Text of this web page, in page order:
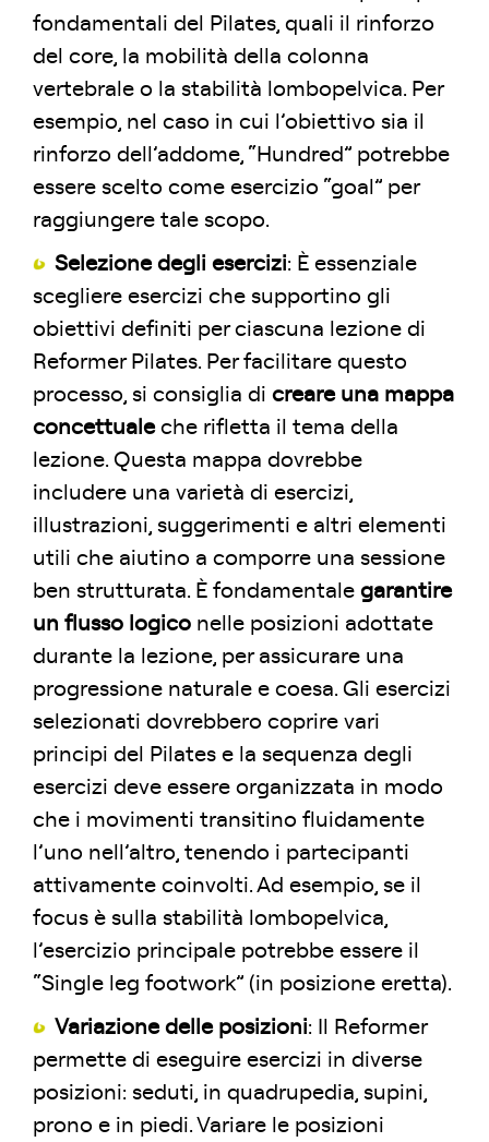
fondamentali del Pilates, quali il rinforzo
del core, la mobilità della colonna
vertebrale o la stabilità lombopelvica. Per
esempio, nel caso in cui l’obiettivo sia il
rinforzo dell’addome, “Hundred” potrebbe
essere scelto come esercizio “goal” per
raggiungere tale scopo.
Selezione degli esercizi: È essenziale
scegliere esercizi che supportino gli
obiettivi definiti per ciascuna lezione di
Reformer Pilates. Per facilitare questo
processo, si consiglia di creare una mappa
concettualeche rifletta il tema della
lezione. Questa mappa dovrebbe
includere una varietà di esercizi,
illustrazioni, suggerimenti e altri elementi
utili che aiutino a comporre una sessione
ben strutturata. È fondamentale garantire
un flusso logico nelle posizioni adottate
durante la lezione, per assicurare una
progressione naturale e coesa. Gli esercizi
selezionati dovrebbero coprire vari
principi del Pilates e la sequenza degli
esercizi deve essere organizzata in modo
che i movimenti transitino fluidamente
l’uno nell’altro, tenendo i partecipanti
attivamente coinvolti. Ad esempio, se il
focus è sulla stabilità lombopelvica,
l’esercizio principale potrebbe essere il
“Single leg footwork” (in posizione eretta).
Variazione delle posizioni: Il Reformer
permette di eseguire esercizi in diverse
posizioni: seduti, in quadrupedia, supini,
prono e in piedi. Variare le posizioni